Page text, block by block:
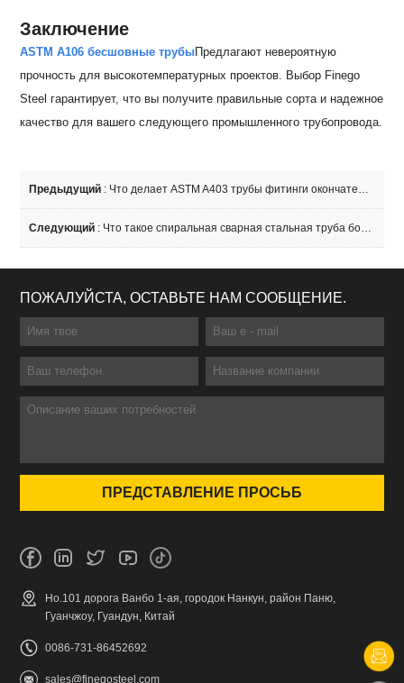
Заключение
ASTM A106 бесшовные трубыПредлагают невероятную
прочность для высокотемпературных проектов. Выбор Finego
Steel гарантирует, что вы получите правильные сорта и надежное
качество для вашего следующего промышленного трубопровода.
Предыдущий : Что делает ASTM A403 трубы фитинги окончательный выбор для ваших систем давления?
Следующий : Что такое спиральная сварная стальная труба большого диаметра и как она сделана?
ПОЖАЛУЙСТА, ОСТАВЬТЕ НАМ СООБЩЕНИЕ.
Но.101 дорога Ванбо 1-ая, городок Нанкун, район Паню,
Гуанчжоу, Гуандун, Китай
0086-731-86452692
sales@finegosteel.com